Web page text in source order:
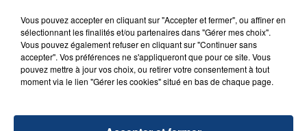
INCENDIE MORTEL À LENS : UNE FEMME ET
SON BÉBÉ ENTRE LA VIE ET LA...
Un homme s'est immolé par le feu après avoir
aspergé sa compagne et leur bébé de trois mois
d'un liquide inflammable.
Vous pouvez accepter en cliquant sur "Accepter et fermer", ou affiner en
sélectionnant les finalités et/ou partenaires dans "Gérer mes choix".
Vous pouvez également refuser en cliquant sur "Continuer sans
accepter". Vos préférences ne s'appliqueront que pour ce site. Vous
pouvez mettre à jour vos choix, ou retirer votre consentement à tout
moment via le lien "Gérer les cookies" situé en bas de chaque page.